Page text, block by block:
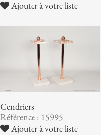
Ajouter à votre liste
Cendriers
Référence : 15995
Ajouter à votre liste